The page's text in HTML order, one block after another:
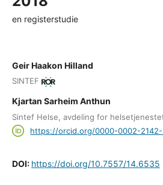
en registerstudie
Geir Haakon Hilland
SINTEF
Kjartan Sarheim Anthun
Sintef Helse, avdeling for
https://orcid.org/0000-0002-
DOI: https://doi.org/10.7557/14.6535